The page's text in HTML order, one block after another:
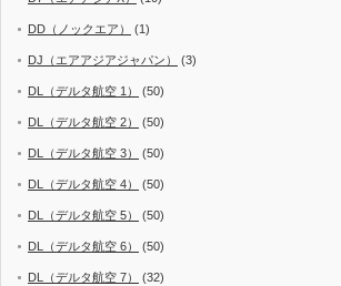
DD（ノックエア） (1)
DJ（エアアジアジャパン） (3)
DL（デルタ航空 1） (50)
DL（デルタ航空 2） (50)
DL（デルタ航空 3） (50)
DL（デルタ航空 4） (50)
DL（デルタ航空 5） (50)
DL（デルタ航空 6） (50)
DL（デルタ航空 7） (32)